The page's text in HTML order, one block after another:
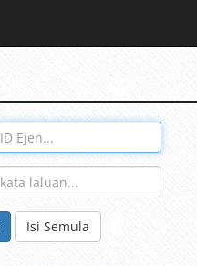
Isi Semula